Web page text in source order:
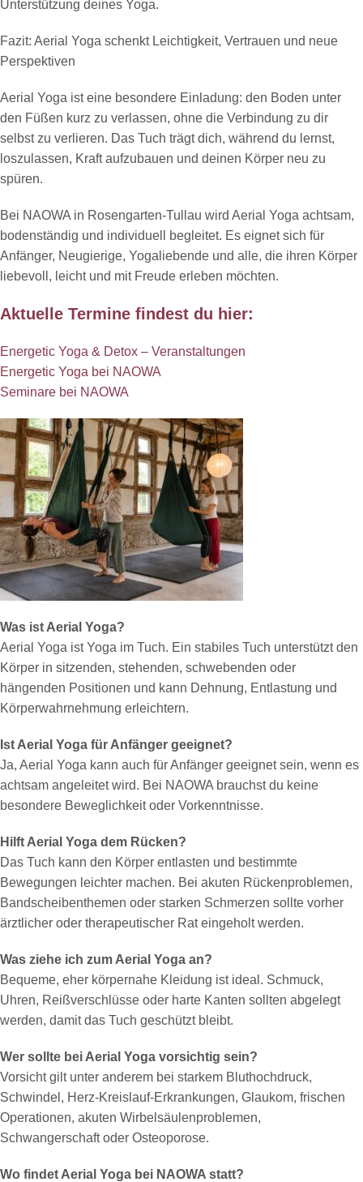
Unterstützung deines Yoga.
Fazit: Aerial Yoga schenkt Leichtigkeit, Vertrauen und neue
Perspektiven
Aerial Yoga ist eine besondere Einladung: den Boden unter
den Füßen kurz zu verlassen, ohne die Verbindung zu dir
selbst zu verlieren. Das Tuch trägt dich, während du lernst,
loszulassen, Kraft aufzubauen und deinen Körper neu zu
spüren.
Bei NAOWA in Rosengarten-Tullau wird Aerial Yoga achtsam,
bodenständig und individuell begleitet. Es eignet sich für
Anfänger, Neugierige, Yogaliebende und alle, die ihren Körper
liebevoll, leicht und mit Freude erleben möchten.
Aktuelle Termine findest du hier:
Energetic Yoga & Detox – Veranstaltungen
Energetic Yoga bei NAOWA
Seminare bei NAOWA
Was ist Aerial Yoga?
Aerial Yoga ist Yoga im Tuch. Ein stabiles Tuch unterstützt den
Körper in sitzenden, stehenden, schwebenden oder
hängenden Positionen und kann Dehnung, Entlastung und
Körperwahrnehmung erleichtern.
Ist Aerial Yoga für Anfänger geeignet?
Ja, Aerial Yoga kann auch für Anfänger geeignet sein, wenn es
achtsam angeleitet wird. Bei NAOWA brauchst du keine
besondere Beweglichkeit oder Vorkenntnisse.
Hilft Aerial Yoga dem Rücken?
Das Tuch kann den Körper entlasten und bestimmte
Bewegungen leichter machen. Bei akuten Rückenproblemen,
Bandscheibenthemen oder starken Schmerzen sollte vorher
ärztlicher oder therapeutischer Rat eingeholt werden.
Was ziehe ich zum Aerial Yoga an?
Bequeme, eher körpernahe Kleidung ist ideal. Schmuck,
Uhren, Reißverschlüsse oder harte Kanten sollten abgelegt
werden, damit das Tuch geschützt bleibt.
Wer sollte bei Aerial Yoga vorsichtig sein?
Vorsicht gilt unter anderem bei starkem Bluthochdruck,
Schwindel, Herz-Kreislauf-Erkrankungen, Glaukom, frischen
Operationen, akuten Wirbelsäulenproblemen,
Schwangerschaft oder Osteoporose.
Wo findet Aerial Yoga bei NAOWA statt?